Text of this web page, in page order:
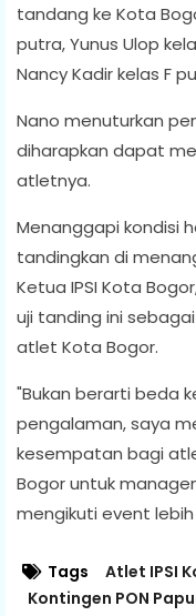
tandang ke Kota
putra, Yunus Ulop
Nancy Kadir kelas F
Nano menuturkan
diharapkan dapat
atletnya.
Menanggapi kondisi
tandingkan di
Ketua IPSI Kota
uji tanding ini
atlet Kota Bogor.
"Bukan berarti beda
pengalaman, saya
kesempatan bagi
Bogor untuk
mengikuti event lebih
Tags Atlet IPSI
Kontingen PON